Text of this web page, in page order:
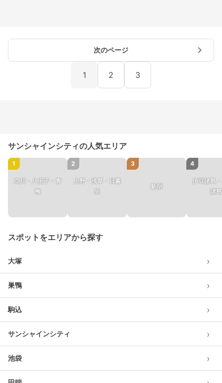
次のページ
1 2 3
サンシャインシティの人気エリア
1
立川・八王子・青
梅
2
上野・浅草・日暮
里
3
新宿
4
伊豆諸島
諸島
スポットをエリアから探す
大塚 ›
巣鴨 ›
駒込 ›
サンシャインシティ ›
池袋 ›